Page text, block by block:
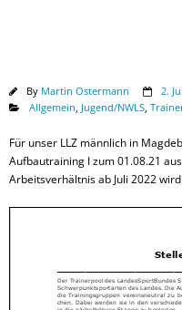
By Martin Ostermann
2.
Allgemein Jugend/NWLS
Für unser LLZ männlich in
Aufbautraining I zum 01.08.21
Arbeitsverhältnis ab Juli 2022